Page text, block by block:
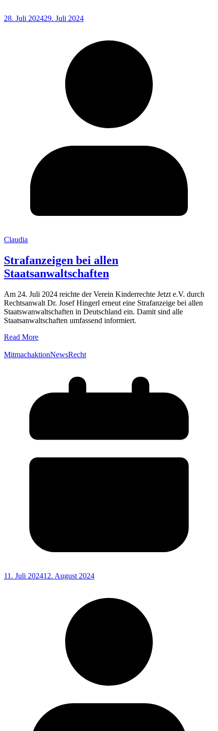
28. Juli 202429. Juli 2024
Claudia
Strafanzeigen bei allen
Staatsanwaltschaften
Am 24. Juli 2024 reichte der Verein Kinderrechte Jetzt e.V. durch
Rechtsanwalt Dr. Josef Hingerl erneut eine Strafanzeige bei allen
Staatswanwaltschaften in Deutschland ein. Damit sind alle
Staatsanwaltschaften umfassend informiert.
Read More
MitmachaktionNewsRecht
11. Juli 202412. August 2024